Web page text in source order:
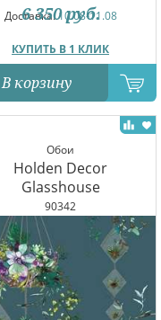
Доставка:10.08-11.08
КУПИТЬ В 1 КЛИК
6 350 руб.
В корзину
Обои
Holden Decor
Glasshouse
90342